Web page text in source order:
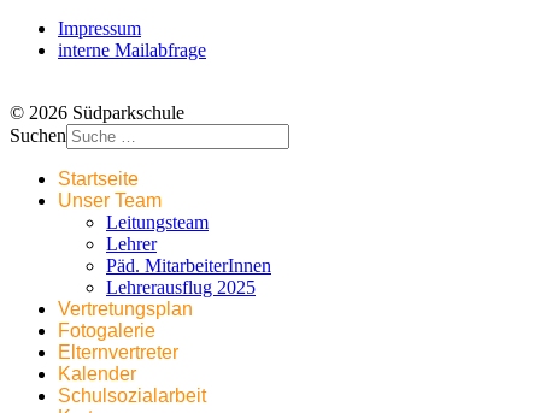
Impressum
interne Mailabfrage
© 2026 Südparkschule
Suchen
Startseite
Unser Team
Leitungsteam
Lehrer
Päd. MitarbeiterInnen
Lehrerausflug 2025
Vertretungsplan
Fotogalerie
Elternvertreter
Kalender
Schulsozialarbeit